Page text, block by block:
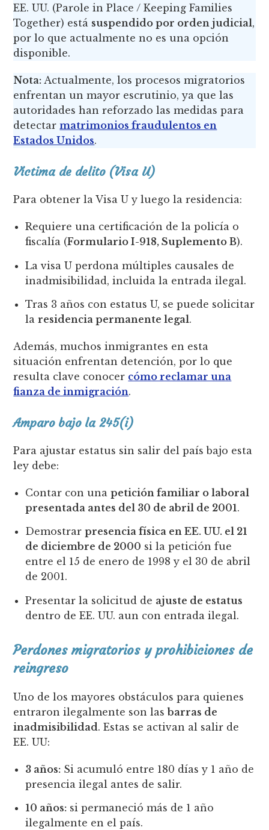
EE. UU. (Parole in Place / Keeping Families
Together) está suspendido por orden judicial,
por lo que actualmente no es una opción
disponible.
Nota: Actualmente, los procesos migratorios
enfrentan un mayor escrutinio, ya que las
autoridades han reforzado las medidas para
detectarmatrimonios fraudulentos en
Estados Unidos.
Víctima de delito (Visa U)
Para obtener la Visa U y luego la residencia:
Requiere una certificación de la policía o
fiscalía (Formulario I-918, Suplemento B).
La visa U perdona múltiples causales de
inadmisibilidad, incluida la entrada ilegal.
Tras 3 años con estatus U, se puede solicitar
laresidencia permanente legal.
Además, muchos inmigrantes en esta
situación enfrentan detención, por lo que
resulta clave conocer cómo reclamar una
fianza de inmigración.
Amparo bajo la 245(i)
Para ajustar estatus sin salir del país bajo esta
ley debe:
Contar con unapetición familiar o laboral
presentada antes del 30 de abril de 2001.
Demostrarpresencia física en EE. UU. el 21
de diciembre de 2000 si la petición fue
entre el 15 de enero de 1998 y el 30 de abril
de 2001.
Presentar la solicitud de ajuste de estatus
dentro de EE. UU. aun con entrada ilegal.
Perdones migratorios y prohibiciones de
reingreso
Uno de los mayores obstáculos para quienes
entraron ilegalmente son lasbarras de
inadmisibilidad. Estas se activan al salir de
EE. UU:
3 años: Si acumuló entre 180 días y 1 año de
presencia ilegal antes de salir.
10 años: si permaneció más de 1 año
ilegalmente en el país.